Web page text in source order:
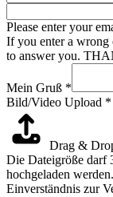
Please enter your
If you enter a wrong
to answer you.
Mein Gruß *
Bild/Video Upload *
Drag &
Die Dateigröße darf
hochgeladen werden.
Einverständnis zur